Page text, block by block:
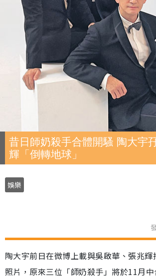
昔日師奶殺手合體開騷 陶大宇
輝「倒轉地球」
娛樂
陶大宇前日在微博上載與吳啟華、張兆輝
照片，原來三位「師奶殺手」將於11月